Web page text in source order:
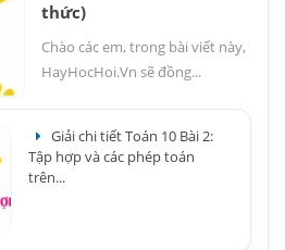
thức)
Chào các em, trong bài viết này,
HayHocHoi.Vn sẽ đồng...
Giải chi tiết Toán 10 Bài 2:
Tập hợp và các phép toán
trên...